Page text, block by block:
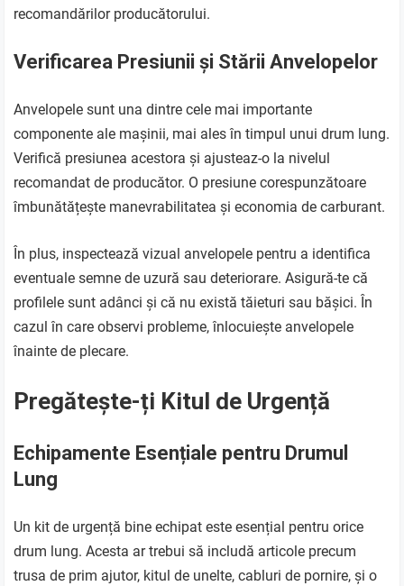
recomandărilor producătorului.
Verificarea Presiunii și Stării Anvelopelor
Anvelopele sunt una dintre cele mai importante
componente ale mașinii, mai ales în timpul unui drum lung.
Verifică presiunea acestora și ajusteaz-o la nivelul
recomandat de producător. O presiune corespunzătoare
îmbunătățește manevrabilitatea și economia de carburant.
În plus, inspectează vizual anvelopele pentru a identifica
eventuale semne de uzură sau deteriorare. Asigură-te că
profilele sunt adânci și că nu există tăieturi sau bășici. În
cazul în care observi probleme, înlocuiește anvelopele
înainte de plecare.
Pregătește-ți Kitul de Urgență
Echipamente Esențiale pentru Drumul
Lung
Un kit de urgență bine echipat este esențial pentru orice
drum lung. Acesta ar trebui să includă articole precum
trusa de prim ajutor, kitul de unelte, cabluri de pornire, și o